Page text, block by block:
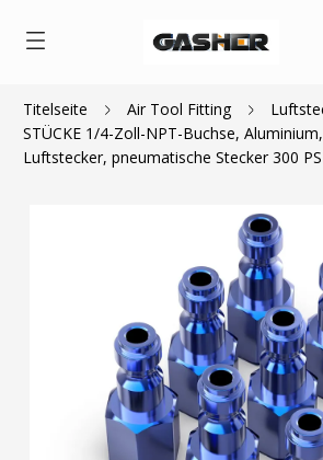
Titelseite Air Tool Fitting
STÜCKE 1/4-Zoll-NPT-Buchse,
Luftstecker, pneumatische Stecker 300
$0.99